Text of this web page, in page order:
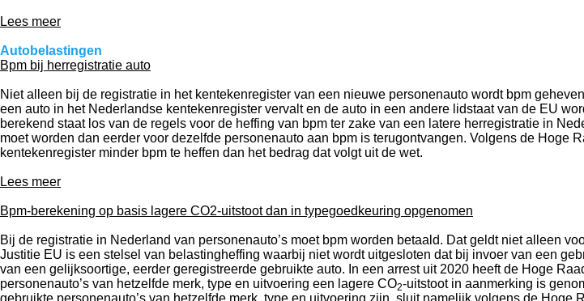
Lees meer
Autobelastingen
Bpm bij herregistratie auto
Niet alleen bij de registratie in het kentekenregister van een nieuwe personenauto wordt bpm
een auto in het Nederlandse kentekenregister vervalt en de auto in een andere lidstaat van de EU
berekend staat los van de regels voor de heffing van bpm ter zake van een latere herregistratie in
moet worden dan eerder voor dezelfde personenauto aan bpm is terugontvangen. Volgens de
kentekenregister minder bpm te heffen dan het bedrag dat volgt uit de wet.
Lees meer
Bpm-berekening op basis lagere CO2-uitstoot dan in typegoedkeuring opgenomen
Bij de registratie in Nederland van personenauto’s moet bpm worden betaald. Dat geldt niet alleen
Justitie EU is een stelsel van belastingheffing waarbij niet wordt uitgesloten dat bij invoer van een
van een gelijksoortige, eerder geregistreerde gebruikte auto. In een arrest uit 2020 heeft de Hoge
personenauto’s van hetzelfde merk, type en uitvoering een lagere CO2-uitstoot in aanmerking is
gebruikte personenauto’s van hetzelfde merk, type en uitvoering zijn, sluit namelijk volgens de Hoge